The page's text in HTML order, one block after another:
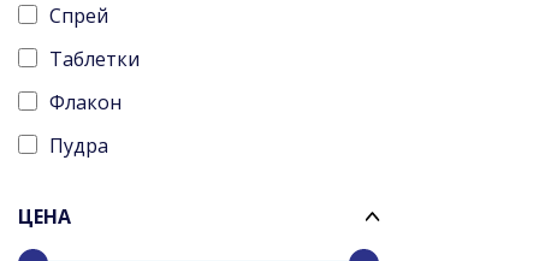
Спрей
Таблетки
Флакон
Пудра
Стелки
ЦЕНА